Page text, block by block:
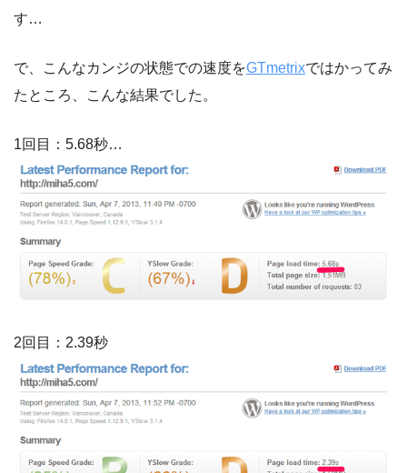
す…
で、こんなカンジの状態での速度をGTmetrixではかってみ
たところ、こんな結果でした。
1回目：5.68秒…
2回目：2.39秒